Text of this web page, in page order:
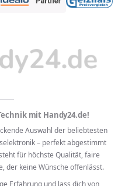
mit Handy24.de!
Auswahl der beliebtesten
– perfekt abgestimmt
für höchste Qualität, faire
der keine Wünsche offenlässt.
Erfahrung und lass dich von